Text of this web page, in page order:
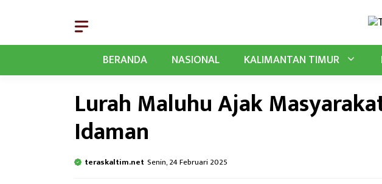
BERANDA
NASIONAL KALIMANTAN TIMUR
Lurah Maluhu Ajak
Idaman
teraskaltim.net Senin, 24 Februari 2025